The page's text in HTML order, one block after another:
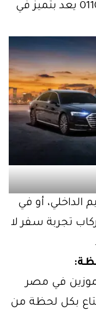
إن تأجير ليموزين مصر 01102106655 يعد بتميز في
أو في
تجربة سفر لا
في مصر
بكل لحظة من